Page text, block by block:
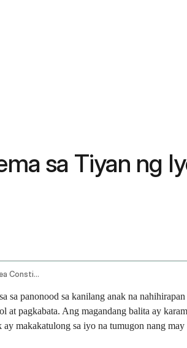
sa Tiyan ng
Infant And Child Digestive Issues Diarrhea Constipation And Remedies
sa panonood sa kanilang anak na
pagkabata. Ang magandang balita ay
makakatulong sa iyo na tumugon nang